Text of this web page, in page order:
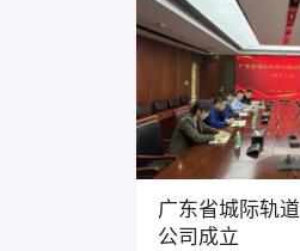
广东省城际轨
公司成立